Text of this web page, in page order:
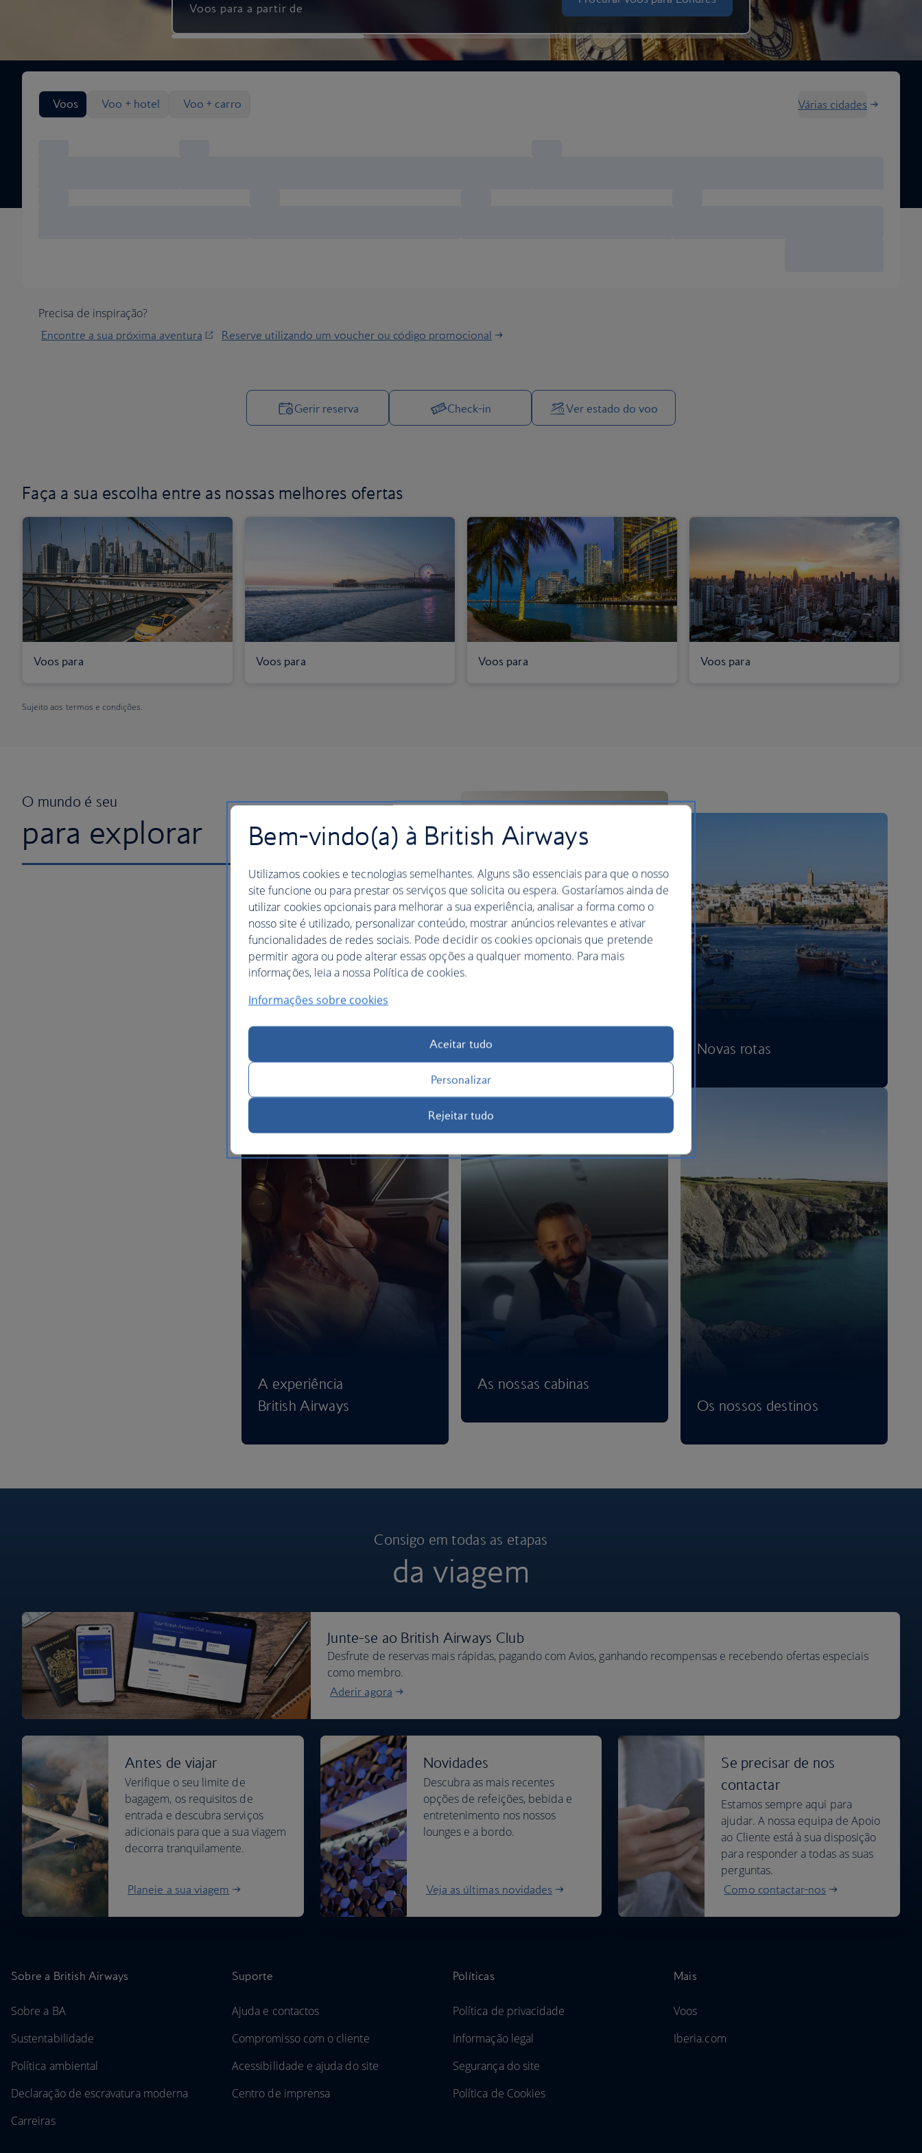
Voos para a partir de
Pesquisar opções de voo
Voos
Voo + hotel Voo + carro Várias cidades
Precisa de inspiração?
Encontre a sua próxima aventura Reserve utilizando um voucher ou código promocional
Gerir as suas opções de viagem
Gerir reserva
Check-in Ver estado do voo
Faça a sua escolha entre as nossas melhores ofertas
Voos para Voos para Voos para Voos para
Sujeito aos termos e condições.
O mundo é seu
para explorar
A experiência
British Airways
BA Better World
As nossas cabinas
Novas rotas
Os nossos destinos
Consigo em todas as etapas
da viagem
Junte-se ao British Airways Club
Desfrute de reservas mais rápidas, pagando com Avios, ganhando recompensas e recebendo ofertas especiais
como membro.
Aderir agora
Antes de viajar
Verifique o seu limite de
bagagem, os requisitos de
entrada e descubra serviços
adicionais para que a sua viagem
decorra tranquilamente.
Planeie a sua viagem
Novidades
Descubra as mais recentes
opções de refeições, bebida e
entretenimento nos nossos
lounges e a bordo.
Veja as últimas novidades
Se precisar de nos
contactar
Estamos sempre aqui para
ajudar. A nossa equipa de Apoio
ao Cliente está à sua disposição
para responder a todas as suas
perguntas.
Como contactar-nos
Sobre a British Airways
Sobre a BA
Sustentabilidade
Política ambiental
Declaração de escravatura moderna
Carreiras
Suporte
Ajuda e contactos
Compromisso com o cliente
Acessibilidade e ajuda do site
Centro de imprensa
Políticas
Política de privacidade
Informação legal
Segurança do site
Política de Cookies
Mais
Voos
Iberia.com
Bem-vindo(a) à British Airways
Utilizamos cookies e tecnologias semelhantes. Alguns são essenciais para que o nosso
site funcione ou para prestar os serviços que solicita ou espera. Gostaríamos ainda de
utilizar cookies opcionais para melhorar a sua experiência, analisar a forma como o
nosso site é utilizado, personalizar conteúdo, mostrar anúncios relevantes e ativar
funcionalidades de redes sociais. Pode decidir os cookies opcionais que pretende
permitir agora ou pode alterar essas opções a qualquer momento. Para mais
informações, leia a nossa Política de cookies.
Informações sobre cookies
Aceitar tudo
Personalizar
Rejeitar tudo